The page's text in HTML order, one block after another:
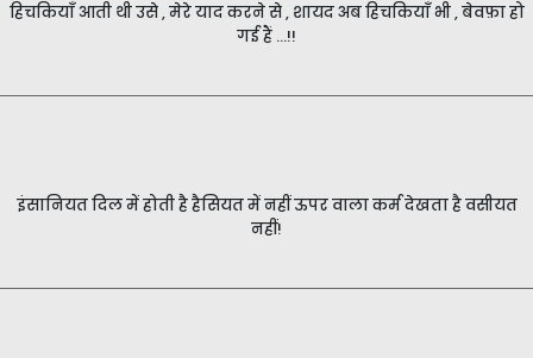
हिचकियाँ आती थी उसे , मेरे याद करने से , शायद अब हिचकियाँ भी , बेवफ़ा हो
गई हैं ...!!
इंसानियत दिल में होती है हैसियत में नहीं ऊपर वाला कर्म देखता है वसीयत
नहीं!